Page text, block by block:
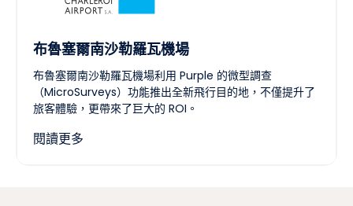
布魯塞爾南沙勒羅瓦機場
布魯塞爾南沙勒羅瓦機場利用 Purple 的微型調查
（MicroSurveys）功能推出全新飛行目的地，不僅提升了
旅客體驗，更帶來了巨大的 ROI。
閱讀更多